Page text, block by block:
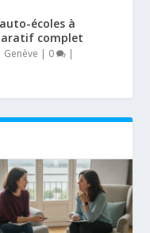
écoles à
complet
Genève | 0 |